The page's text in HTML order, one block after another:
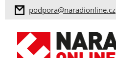
podpora@naradionline.cz